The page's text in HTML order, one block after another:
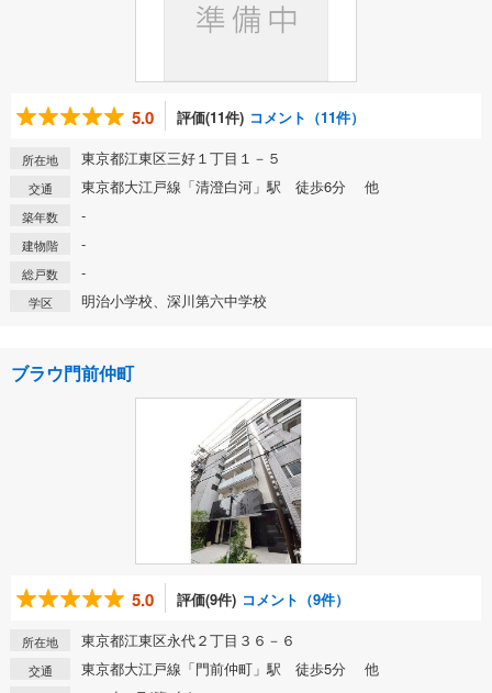
5.0 評価(11件) コメント（11件）
所在地 東京都江東区三好１丁目１－５
交通 東京都大江戸線「清澄白河」駅 徒歩6分 他
築年数 -
建物階 -
総戸数 -
学区 明治小学校、深川第六中学校
ブラウ門前仲町
5.0 評価(9件) コメント（9件）
所在地 東京都江東区永代２丁目３６－６
交通 東京都大江戸線「門前仲町」駅 徒歩5分 他